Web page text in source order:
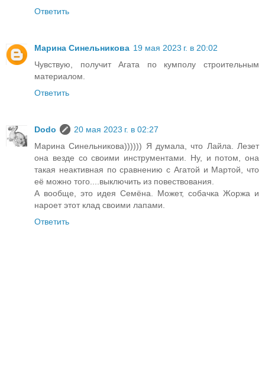
Ответить
Марина Синельникова 19 мая 2023 г. в 20:02
Чувствую, получит Агата по кумполу строительным
материалом.
Ответить
Dodo
20 мая 2023 г. в 02:27
Марина Синельникова)))))) Я думала, что Лайла. Лезет
она везде со своими инструментами. Ну, и потом, она
такая неактивная по сравнению с Агатой и Мартой, что
её можно того....выключить из повествования.
А вообще, это идея Семёна. Может, собачка Жоржа и
нароет этот клад своими лапами.
Ответить